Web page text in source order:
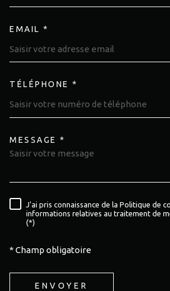
EMAIL *
TÉLÉPHONE *
MESSAGE *
RÈGLEMENTATION
J'ai pris connaissance de la Politique de
informations relatives au traitement de
(*)
* Champ obligatoire
ENVOYER